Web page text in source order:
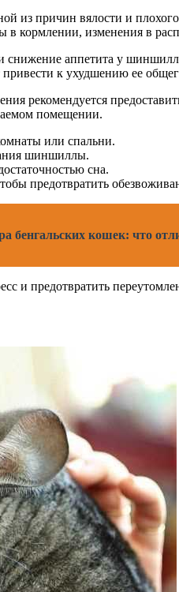
из причин вялости и
в кормлении, изменения в
аппетита у
к ухудшению ее
рекомендуется
помещении.
или спальни.
шиншиллы.
сна.
предотвратить
бенгальских кошек: что
и предотвратить